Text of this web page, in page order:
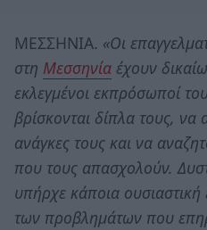
ΜΕΣΣΗΝΙΑ. «Οι
στη Μεσσηνία έχουν
εκλεγμένοι εκπρόσωποί
βρίσκονται δίπλα τους, να
ανάγκες τους και να
που τους απασχολούν.
υπήρχε κάποια ουσιαστική
των προβλημάτων που